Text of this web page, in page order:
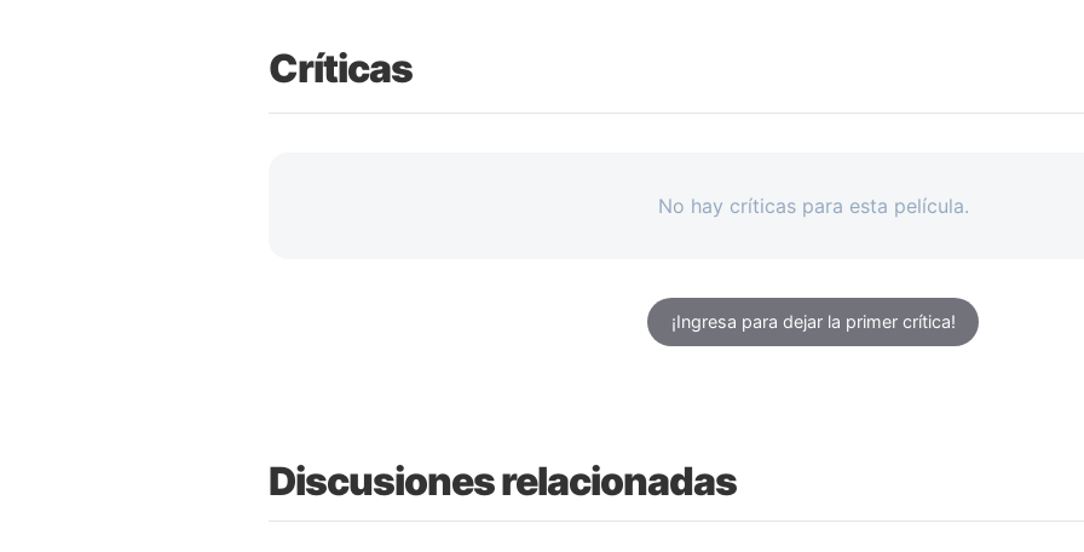
Críticas
No hay críticas para esta película.
¡Ingresa para dejar la primer crítica!
Discusiones relacionadas